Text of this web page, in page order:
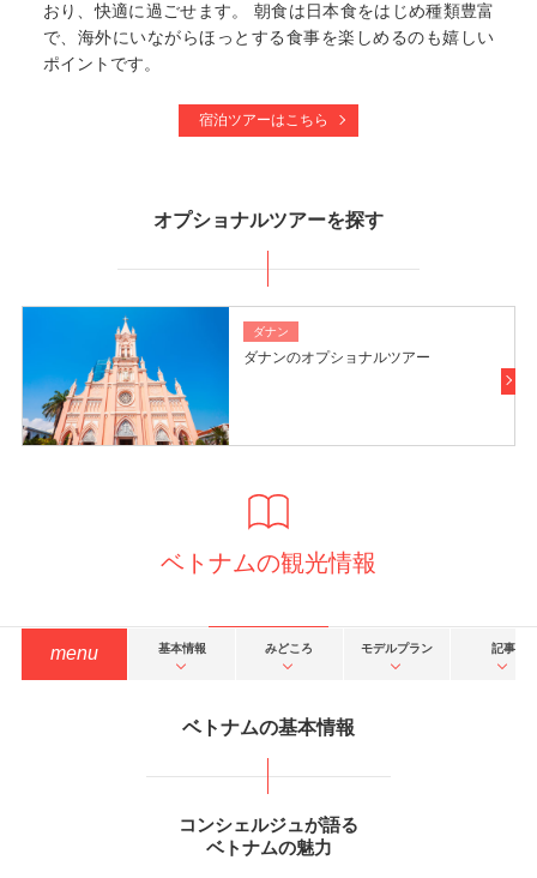
おり、快適に過ごせます。 朝食は日本食をはじめ種類豊富
で、海外にいながらほっとする食事を楽しめるのも嬉しい
ポイントです。
宿泊ツアーはこちら
オプショナルツアーを探す
ダナン
ダナンのオプショナルツアー
ベトナムの観光情報
menu 基本情報 みどころ モデルプラン 記事
ベトナムの基本情報
コンシェルジュが語る
ベトナムの魅力